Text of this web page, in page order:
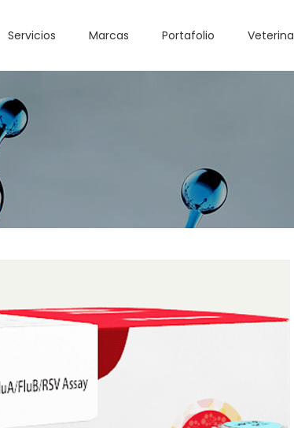
Servicios Marcas Portafolio